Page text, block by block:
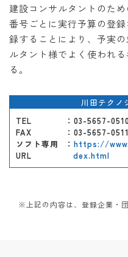
建設コンサルタントのた
番号ごとに実行予算の登
録することにより、予実
ルタント様でよく使われ
る。
川田テクノ
TEL
：03-5657-
FAX
：03-5657-0511
ソフト専用
URL
： https://
dex.html
※上記の内容は、登録企業・